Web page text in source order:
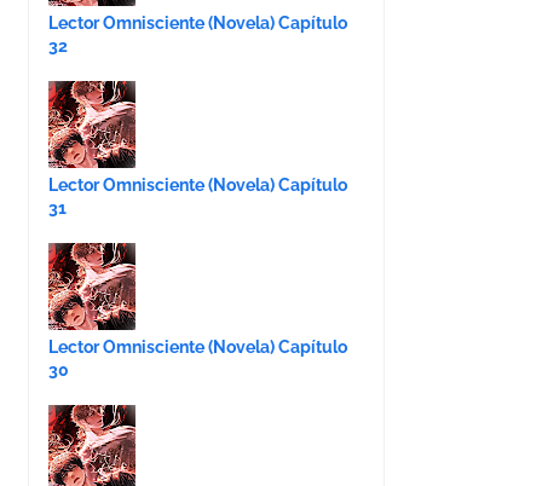
Lector Omnisciente (Novela) Capítulo
32
Lector Omnisciente (Novela) Capítulo
31
Lector Omnisciente (Novela) Capítulo
30